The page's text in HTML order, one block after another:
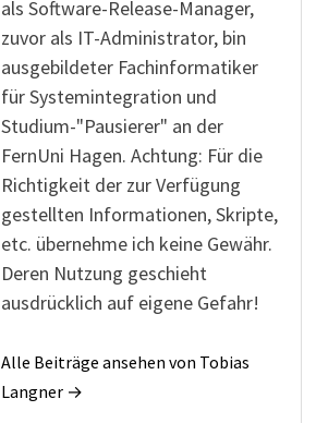
als Software-Release-Manager,
zuvor als IT-Administrator, bin
ausgebildeter Fachinformatiker
für Systemintegration und
Studium-"Pausierer" an der
FernUni Hagen. Achtung: Für die
Richtigkeit der zur Verfügung
gestellten Informationen, Skripte,
etc. übernehme ich keine Gewähr.
Deren Nutzung geschieht
ausdrücklich auf eigene Gefahr!
Alle Beiträge ansehen von Tobias
Langner →